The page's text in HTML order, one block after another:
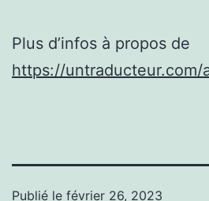
Plus d’infos à propos de
https://untraducteur.com/
Publié le février 26, 2023